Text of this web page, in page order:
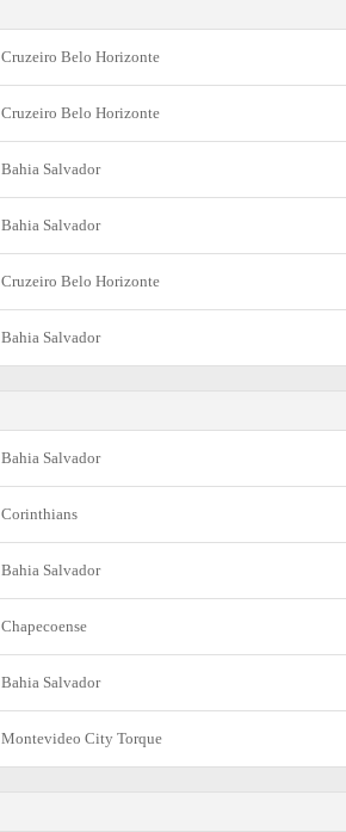
Cruzeiro Belo Horizonte
Cruzeiro Belo Horizonte
Bahia Salvador
Bahia Salvador
Cruzeiro Belo Horizonte
Bahia Salvador
Bahia Salvador
Corinthians
Bahia Salvador
Chapecoense
Bahia Salvador
Montevideo City Torque